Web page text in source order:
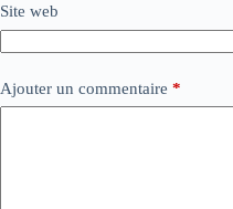
Site web
Ajouter un commentaire *